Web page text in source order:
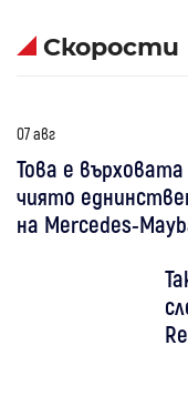
Скорости
07 авг
Това е върховата
чиято
на Mercedes-